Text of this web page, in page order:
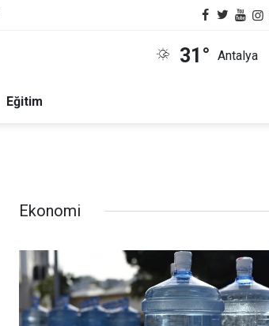
31° Antalya
Eğitim
Ekonomi